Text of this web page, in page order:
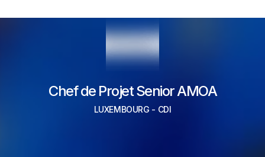
Chef de Projet Senior AMOA
LUXEMBOURG - CDI